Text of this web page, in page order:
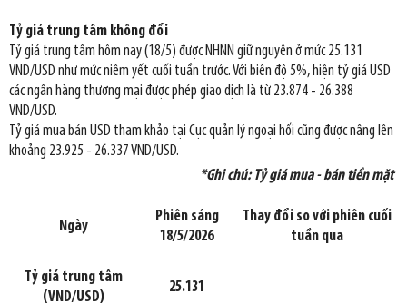
Tỷ giá trung tâm không đổi
Tỷ giá trung tâm hôm nay (18/5) được NHNN giữ nguyên ở mức 25.131
VND/USD như mức niêm yết cuối tuần trước. Với biên độ 5%, hiện tỷ giá USD
các ngân hàng thương mại được phép giao dịch là từ 23.874 - 26.388
VND/USD.
Tỷ giá mua bán USD tham khảo tại Cục quản lý ngoại hối cũng được nâng lên
khoảng 23.925 - 26.337 VND/USD.
*Ghi chú: Tỷ giá mua - bán tiền mặt
Ngày
Phiên sáng
18/5/2026
Thay đổi so với phiên cuối
tuần qua
Tỷ giá trung tâm
(VND/USD)
25.131